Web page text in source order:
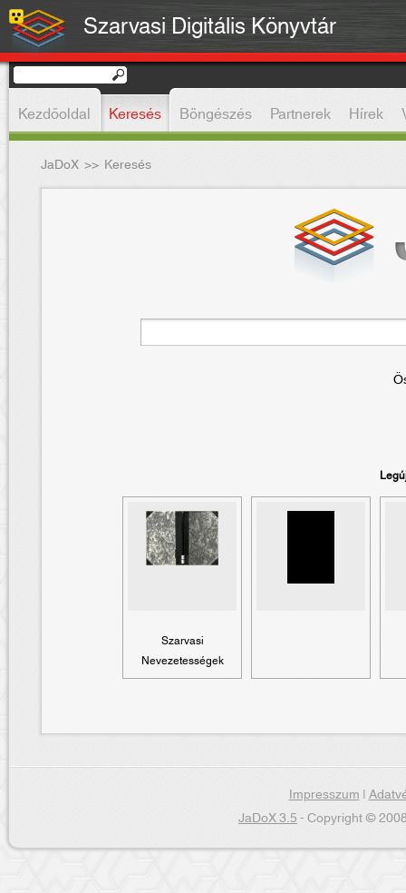
Szarvasi Digitális Könyvtár
Kezdőoldal Keresés Böngészés Partnerek Hírek
JaDoX >> Keresés
Szarvasi
Nevezetességek
Impresszum|
JaDoX 3.5- Copyright ©